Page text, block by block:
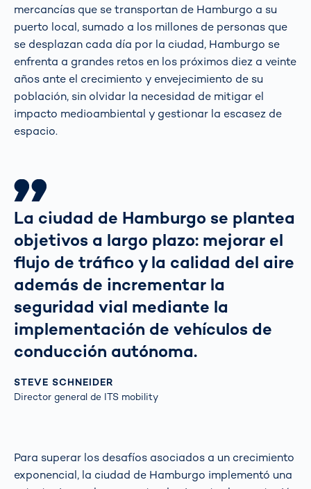
mercancías que se transportan de Hamburgo a su
puerto local, sumado a los millones de personas que
se desplazan cada día por la ciudad, Hamburgo se
enfrenta a grandes retos en los próximos diez a veinte
años ante el crecimiento y envejecimiento de su
población, sin olvidar la necesidad de mitigar el
impacto medioambiental y gestionar la escasez de
espacio.
La ciudad de Hamburgo se plantea
objetivos a largo plazo: mejorar el
flujo de tráfico y la calidad del aire
además de incrementar la
seguridad vial mediante la
implementación de vehículos de
conducción autónoma.
STEVE SCHNEIDER
Director general de ITS mobility
Para superar los desafíos asociados a un crecimiento
exponencial, la ciudad de Hamburgo implementó una